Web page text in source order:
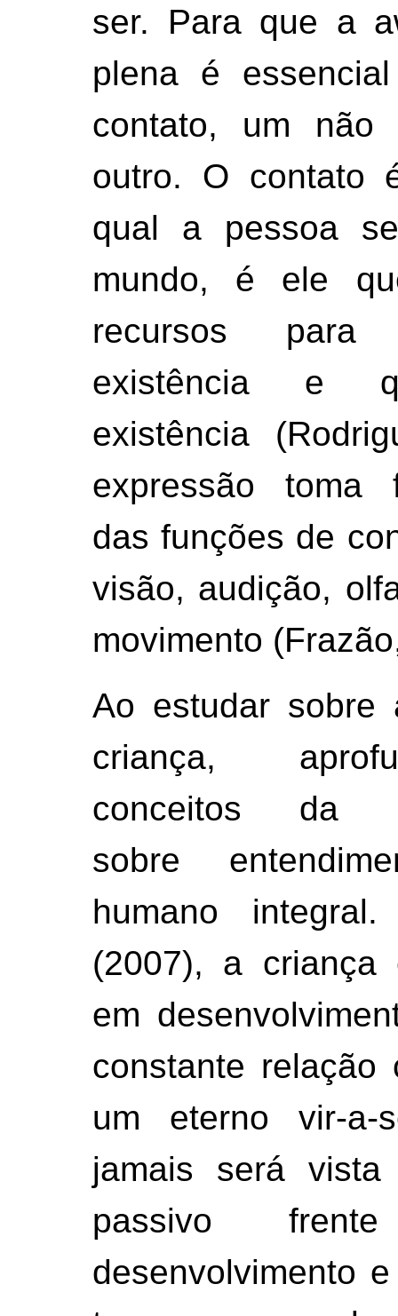
ser. Para que a
plena é
contato, um
outro. O contato
qual a pessoa
mundo, é ele
recursos
existência e
existência
expressão toma
das funções de
visão, audição,
movimento
Ao estudar
criança,
conceitos da
sobre
humano
(2007), a criança
em
constante relação
um eterno vir-a-
jamais será vista
passivo
desenvolvimento